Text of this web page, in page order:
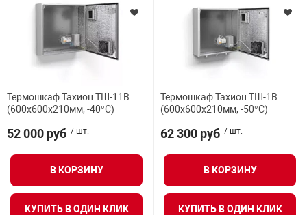
Термошкаф Тахион ТШ-11В
(600х600х210мм, -40°С)
52 000 руб / шт.
В КОРЗИНУ
КУПИТЬ В ОДИН КЛИК
Термошкаф Тахион ТШ-1В
(600х600х210мм, -50°С)
62 300 руб / шт.
В КОРЗИНУ
КУПИТЬ В ОДИН КЛИК